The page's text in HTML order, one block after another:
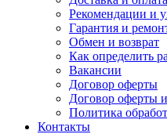
Рекомендации и
Гарантия и
Обмен и возврат
Как определить
Вакансии
Договор оферты
Договор оферты
Политика
Контакты